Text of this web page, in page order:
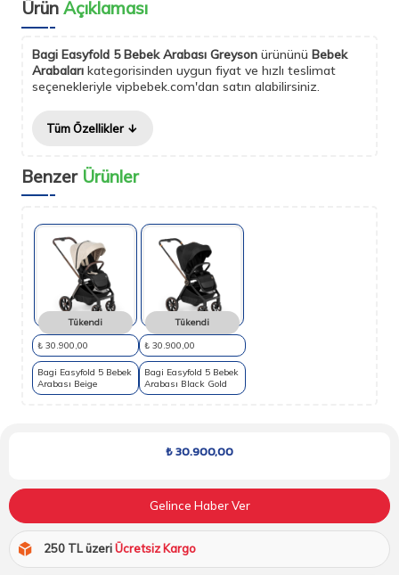
Ürün Açıklaması
Bagi Easyfold 5 Bebek Arabası Greyson ürününü Bebek
Arabaları kategorisinden uygun fiyat ve hızlı teslimat
seçenekleriyle vipbebek.com'dan satın alabilirsiniz.
Tüm Özellikler
BenzerÜrünler
Tükendi
₺ 30.900,00
Bagi Easyfold 5 Bebek
Arabası Beige
Tükendi
₺ 30.900,00
Bagi Easyfold 5 Bebek
Arabası Black Gold
₺30.900,00
Gelince Haber Ver
250 TL üzeriÜcretsiz Kargo